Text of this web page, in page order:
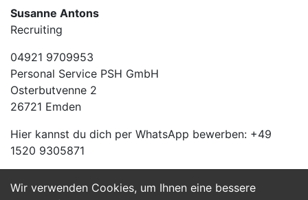
Wir verwenden Cookies, um Ihnen eine bessere
Susanne Antons
Recruiting
04921 9709953
Personal Service PSH GmbH
Osterbutvenne 2
26721 Emden
Hier kannst du dich per WhatsApp bewerben: +49
1520 9305871